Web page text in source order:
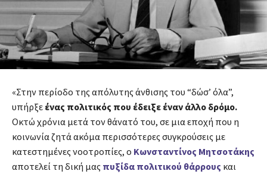
«Στην περίοδο της απόλυτης άνθισης του “δώσ’ όλα”,
υπήρξε ένας πολιτικός που έδειξε έναν άλλο δρόμο.
Οκτώ χρόνια μετά τον θάνατό του, σε μια εποχή που η
κοινωνία ζητά ακόμα περισσότερες συγκρούσεις με
κατεστημένες νοοτροπίες, ο Κωνσταντίνος Μητσοτάκης
αποτελεί τη δική μας πυξίδα πολιτικού θάρρους και